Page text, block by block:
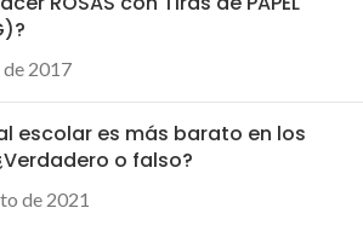
de 2017
escolar es más barato en los
o falso?
de 2021